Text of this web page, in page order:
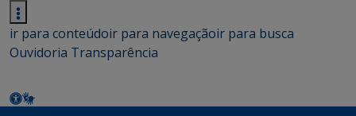
ir para conteúdoir para navegaçãoir para busca
Ouvidoria Transparência